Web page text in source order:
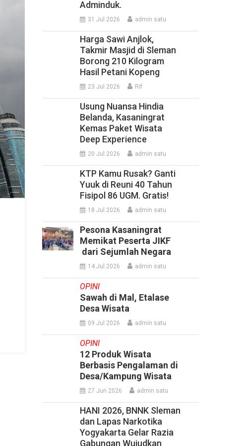
Adminduk.
31 Jul 2026 admin satu
Harga Sawi Anjlok,
Takmir Masjid di Sleman
Borong 210 Kilogram
Hasil Petani Kopeng
23 Jul 2026 Rif
Usung Nuansa Hindia
Belanda, Kasaningrat
Kemas Paket Wisata
Deep Experience
20 Jul 2026 admin satu
KTP Kamu Rusak? Ganti
Yuuk di Reuni 40 Tahun
Fisipol 86 UGM. Gratis!
18 Jul 2026 admin satu
Pesona Kasaningrat
Memikat Peserta JIKF
dari Sejumlah Negara
14 Jul 2026 admin satu
OPINI
Sawah di Mal, Etalase
Desa Wisata
09 Jul 2026 admin satu
OPINI
12 Produk Wisata
Berbasis Pengalaman di
Desa/Kampung Wisata
27 Jun 2026 admin satu
HANI 2026, BNNK Sleman
dan Lapas Narkotika
Yogyakarta Gelar Razia
Gabungan Wujudkan